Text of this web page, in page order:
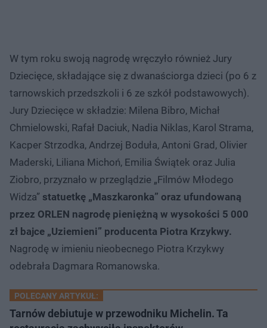
W tym roku swoją nagrodę wręczyło również Jury
Dziecięce, składające się z dwanaściorga dzieci (po 6 z
tarnowskich przedszkoli i 6 ze szkół podstawowych).
Jury Dziecięce w składzie: Milena Bibro, Michał
Chmielowski, Rafał Daciuk, Nadia Niklas, Karol Strama,
Kacper Strzodka, Andrzej Boduła, Antoni Grad, Olivier
Maderski, Liliana Michoń, Emilia Świątek oraz Julia
Ziobro, przyznało w przeglądzie „Filmów Młodego
Widza” statuetkę „Maszkaronka” oraz ufundowaną
przez ORLEN nagrodę pieniężną w wysokości 5 000
zł bajce „Uziemieni” producenta Piotra Krzykwy.
Nagrodę w imieniu nieobecnego Piotra Krzykwy
odebrała Dagmara Romanowska.
POLECANY ARTYKUŁ:
Tarnów debiutuje w przewodniku Michelin. Ta